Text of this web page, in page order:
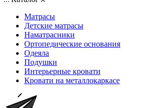
Матрасы
Детские матрасы
Наматрасники
Ортопедические основания
Одеяла
Подушки
Интерьерные кровати
Кровати на металлокаркасе